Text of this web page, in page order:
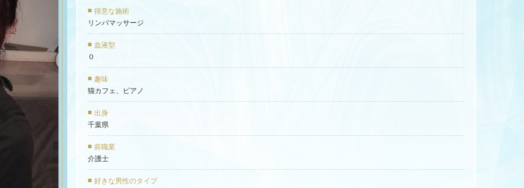
得意な施術
リンパマッサージ
血液型
０
趣味
猫カフェ、ピアノ
出身
千葉県
前職業
介護士
好きな男性のタイプ